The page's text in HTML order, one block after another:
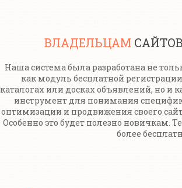
ВЛАДЕЛЬЦАМ
Наша система была разработана не
как модуль бесплатной
каталогах или досках объявлений, но и
инструмент для понимания
оптимизации и продвижения своего
Особенно это будет полезно новичкам.
более